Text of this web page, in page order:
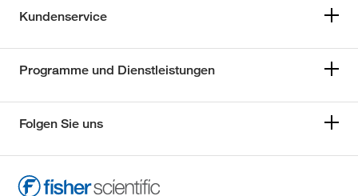
Kundenservice
Programme und Dienstleistungen
Folgen Sie uns